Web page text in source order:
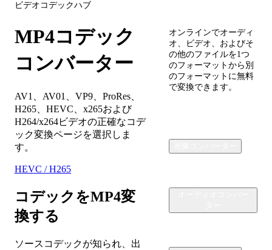
ビデオコデックハブ
MP4コデック
コンバーター
AV1、AV01、VP9、ProRes、
H265、HEVC、x265および
H264/x264ビデオの正確なコデ
ック変換ページを選択しま
す。
HEVC / H265
コデックをMP4変
換する
ソースコデックが知られ、出
オンラインでオーディ
オ、ビデオ、およびそ
の他のファイルを1つ
のフォーマットから別
のフォーマットに無料
で変換できます。